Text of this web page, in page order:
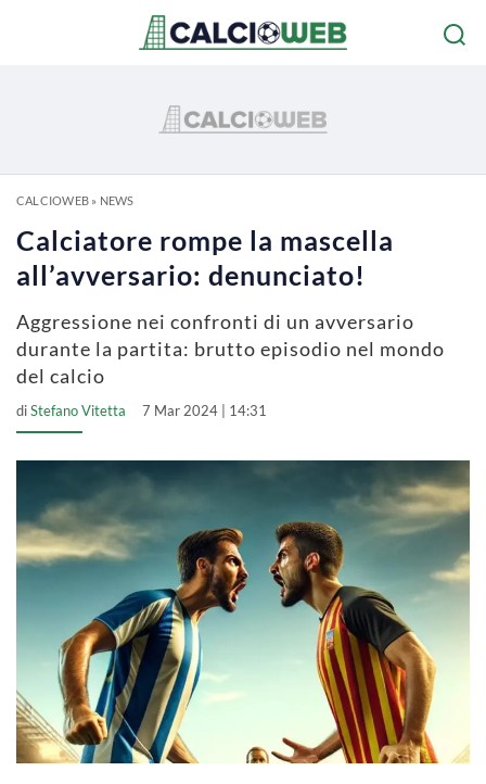
CALCIOWEB» NEWS
Calciatore rompe la mascella
all’avversario: denunciato!
Aggressione nei confronti di un avversario
durante la partita: brutto episodio nel mondo
del calcio
diStefano Vitetta 7 Mar 2024 | 14:31